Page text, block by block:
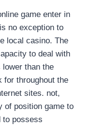
game enter in
no exception to
local casino. The
to deal with
lower than the
for throughout the
sites. not,
of position game to
to possess